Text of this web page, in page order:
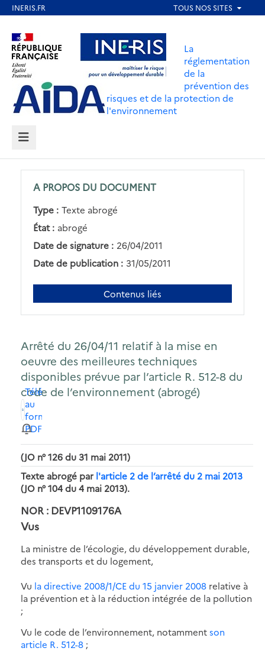
contenu
principal
Aller au contenu Aller au menu
Aller au pied de page
La
réglementation
de la
prévention des
risques et de la protection de
l'environnement
MENU
A PROPOS DU DOCUMENT
Type : Texte abrogé
État : abrogé
Date de signature : 26/04/2011
Date de publication : 31/05/2011
Contenus liés
Arrêté du 26/04/11 relatif à la mise en
oeuvre des meilleures techniques
disponibles prévue par l’article R. 512-8 du
code de l’environnement (abrogé)
Télécharger
au
format
PDF
(JO n° 126 du 31 mai 2011)
Texte abrogé par l'article 2 de l’arrêté du 2 mai 2013
(JO n° 104 du 4 mai 2013).
NOR : DEVP1109176A
Vus
La ministre de l’écologie, du développement durable,
des transports et du logement,
Vu la directive 2008/1/CE du 15 janvier 2008 relative à
la prévention et à la réduction intégrée de la pollution
;
Vu le code de l’environnement, notammentson
article R. 512-8 ;